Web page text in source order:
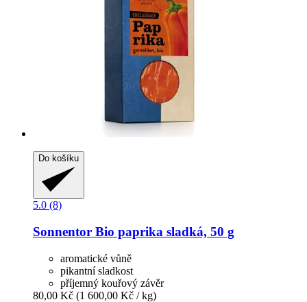
Do košíku
5.0 (8)
Sonnentor Bio paprika sladká, 50 g
aromatické vůně
pikantní sladkost
příjemný kouřový závěr
80,00 Kč (1 600,00 Kč / kg)